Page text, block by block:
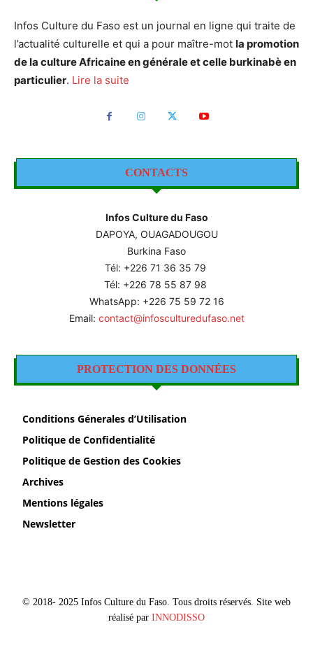
Infos Culture du Faso est un journal en ligne qui traite de
l’actualité culturelle et qui a pour maître-mot la promotion
de la culture Africaine en générale et celle burkinabè en
particulier. Lire la suite
CONTACTS
Infos Culture du Faso
DAPOYA, OUAGADOUGOU
Burkina Faso
Tél: +226 71 36 35 79
Tél: +226 78 55 87 98
WhatsApp: +226 75 59 72 16
Email: contact@infosculturedufaso.net
PROTECTION DES DONNÉES
Conditions Génerales d’Utilisation
Politique de Confidentialité
Politique de Gestion des Cookies
Archives
Mentions légales
Newsletter
© 2018- 2025 Infos Culture du Faso. Tous droits réservés. Site web
réalisé par INNODISSO